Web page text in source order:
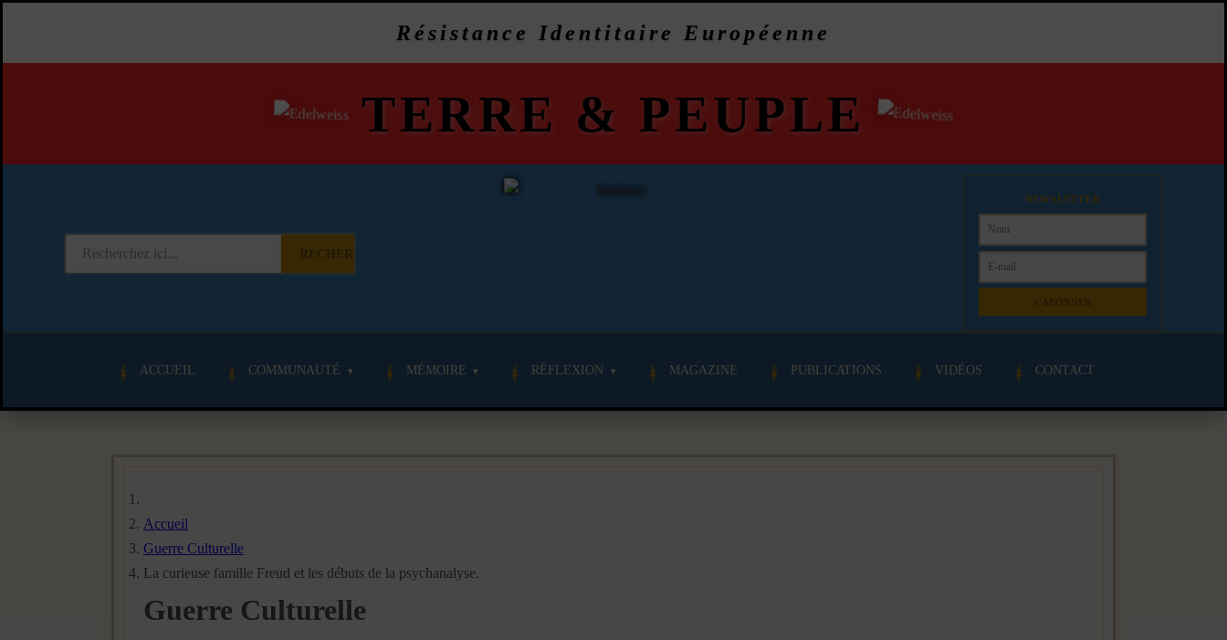
Résistance Identitaire Européenne
TERRE & PEUPLE
NEWSLETTER
ACCUEIL COMMUNAUTÉ MÉMOIRE RÉFLEXION MAGAZINE PUBLICATIONS VIDÉOS CONTACT
Accueil
Guerre Culturelle
La curieuse famille Freud et les débuts de la psychanalyse.
Guerre Culturelle